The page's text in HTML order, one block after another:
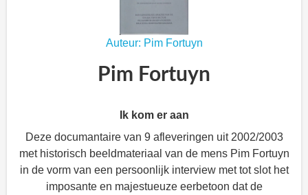
Auteur: Pim Fortuyn
Pim Fortuyn
Ik kom er aan
Deze documantaire van 9 afleveringen uit 2002/2003
met historisch beeldmateriaal van de mens Pim Fortuyn
in de vorm van een persoonlijk interview met tot slot het
imposante en majestueuze eerbetoon dat de